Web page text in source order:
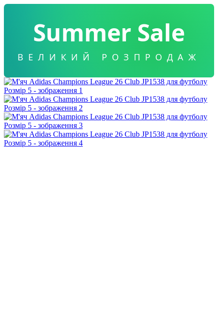
Summer Sale
ВЕЛИКИЙ РОЗПРОДАЖ